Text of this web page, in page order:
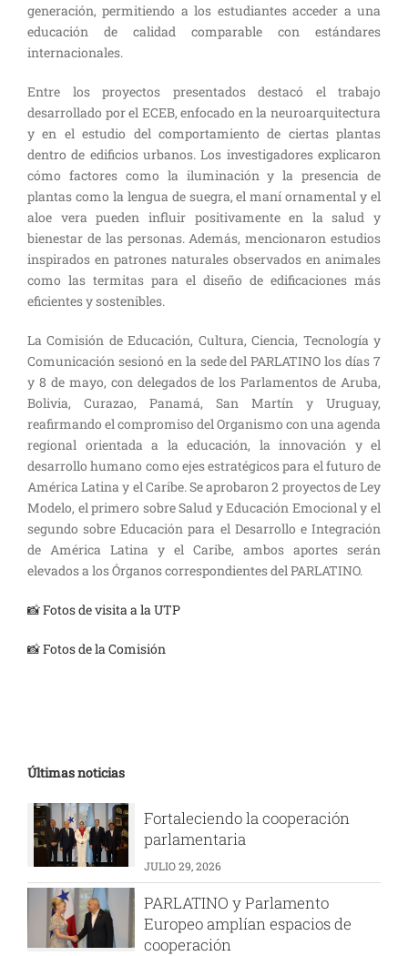
generación, permitiendo a los estudiantes acceder a una
educación de calidad comparable con estándares
internacionales.
Entre los proyectos presentados destacó el trabajo
desarrollado por el ECEB, enfocado en la neuroarquitectura
y en el estudio del comportamiento de ciertas plantas
dentro de edificios urbanos. Los investigadores explicaron
cómo factores como la iluminación y la presencia de
plantas como la lengua de suegra, el maní ornamental y el
aloe vera pueden influir positivamente en la salud y
bienestar de las personas. Además, mencionaron estudios
inspirados en patrones naturales observados en animales
como las termitas para el diseño de edificaciones más
eficientes y sostenibles.
La Comisión de Educación, Cultura, Ciencia, Tecnología y
Comunicación sesionó en la sede del PARLATINO los días 7
y 8 de mayo, con delegados de los Parlamentos de Aruba,
Bolivia, Curazao, Panamá, San Martín y Uruguay,
reafirmando el compromiso del Organismo con una agenda
regional orientada a la educación, la innovación y el
desarrollo humano como ejes estratégicos para el futuro de
América Latina y el Caribe. Se aprobaron 2 proyectos de Ley
Modelo, el primero sobre Salud y Educación Emocional y el
segundo sobre Educación para el Desarrollo e Integración
de América Latina y el Caribe, ambos aportes serán
elevados a los Órganos correspondientes del PARLATINO.
📸 Fotos de visita a la UTP
📸 Fotos de la Comisión
Últimas noticias
Fortaleciendo la cooperación
parlamentaria
JULIO 29, 2026
PARLATINO y Parlamento
Europeo amplían espacios de
cooperación